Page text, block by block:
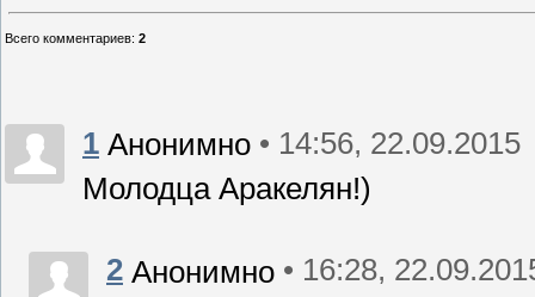
Всего комментариев: 2
1 Анонимно • 14:56, 22.09.2015
Молодца Аракелян!)
2 Анонимно • 16:28,